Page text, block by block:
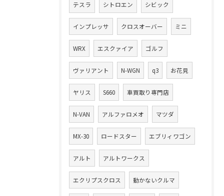
テスラ シトロエン シビック
インプレッサ クロスオーバー ミニ
WRX エスクァイア ゴルフ
ヴァリアント N-WGN q3 お花見
ヤリス S660 車買取り専門店
N-VAN アルファロメオ マツダ
MX-30 ロードスター エブリィワゴン
アルト アルトワークス
エクリプスクロス 動かないクルマ